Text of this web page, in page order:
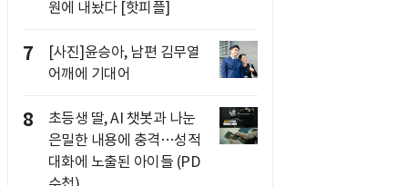
원에 내놨다 [핫피플]
7
[사진]윤승아, 남편 김무열
어깨에 기대어
8
초등생 딸, AI 챗봇과 나눈
은밀한 내용에 충격…성적
대화에 노출된 아이들 (PD